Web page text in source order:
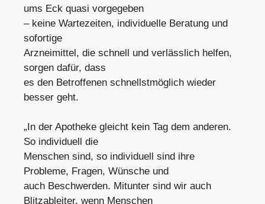
ums Eck quasi vorgegeben
– keine Wartezeiten, individuelle Beratung und
sofortige
Arzneimittel, die schnell und verlässlich helfen,
sorgen dafür, dass
es den Betroffenen schnellstmöglich wieder
besser geht.
„In der Apotheke gleicht kein Tag dem anderen.
So individuell die
Menschen sind, so individuell sind ihre
Probleme, Fragen, Wünsche und
auch Beschwerden. Mitunter sind wir auch
Blitzableiter, wenn Menschen